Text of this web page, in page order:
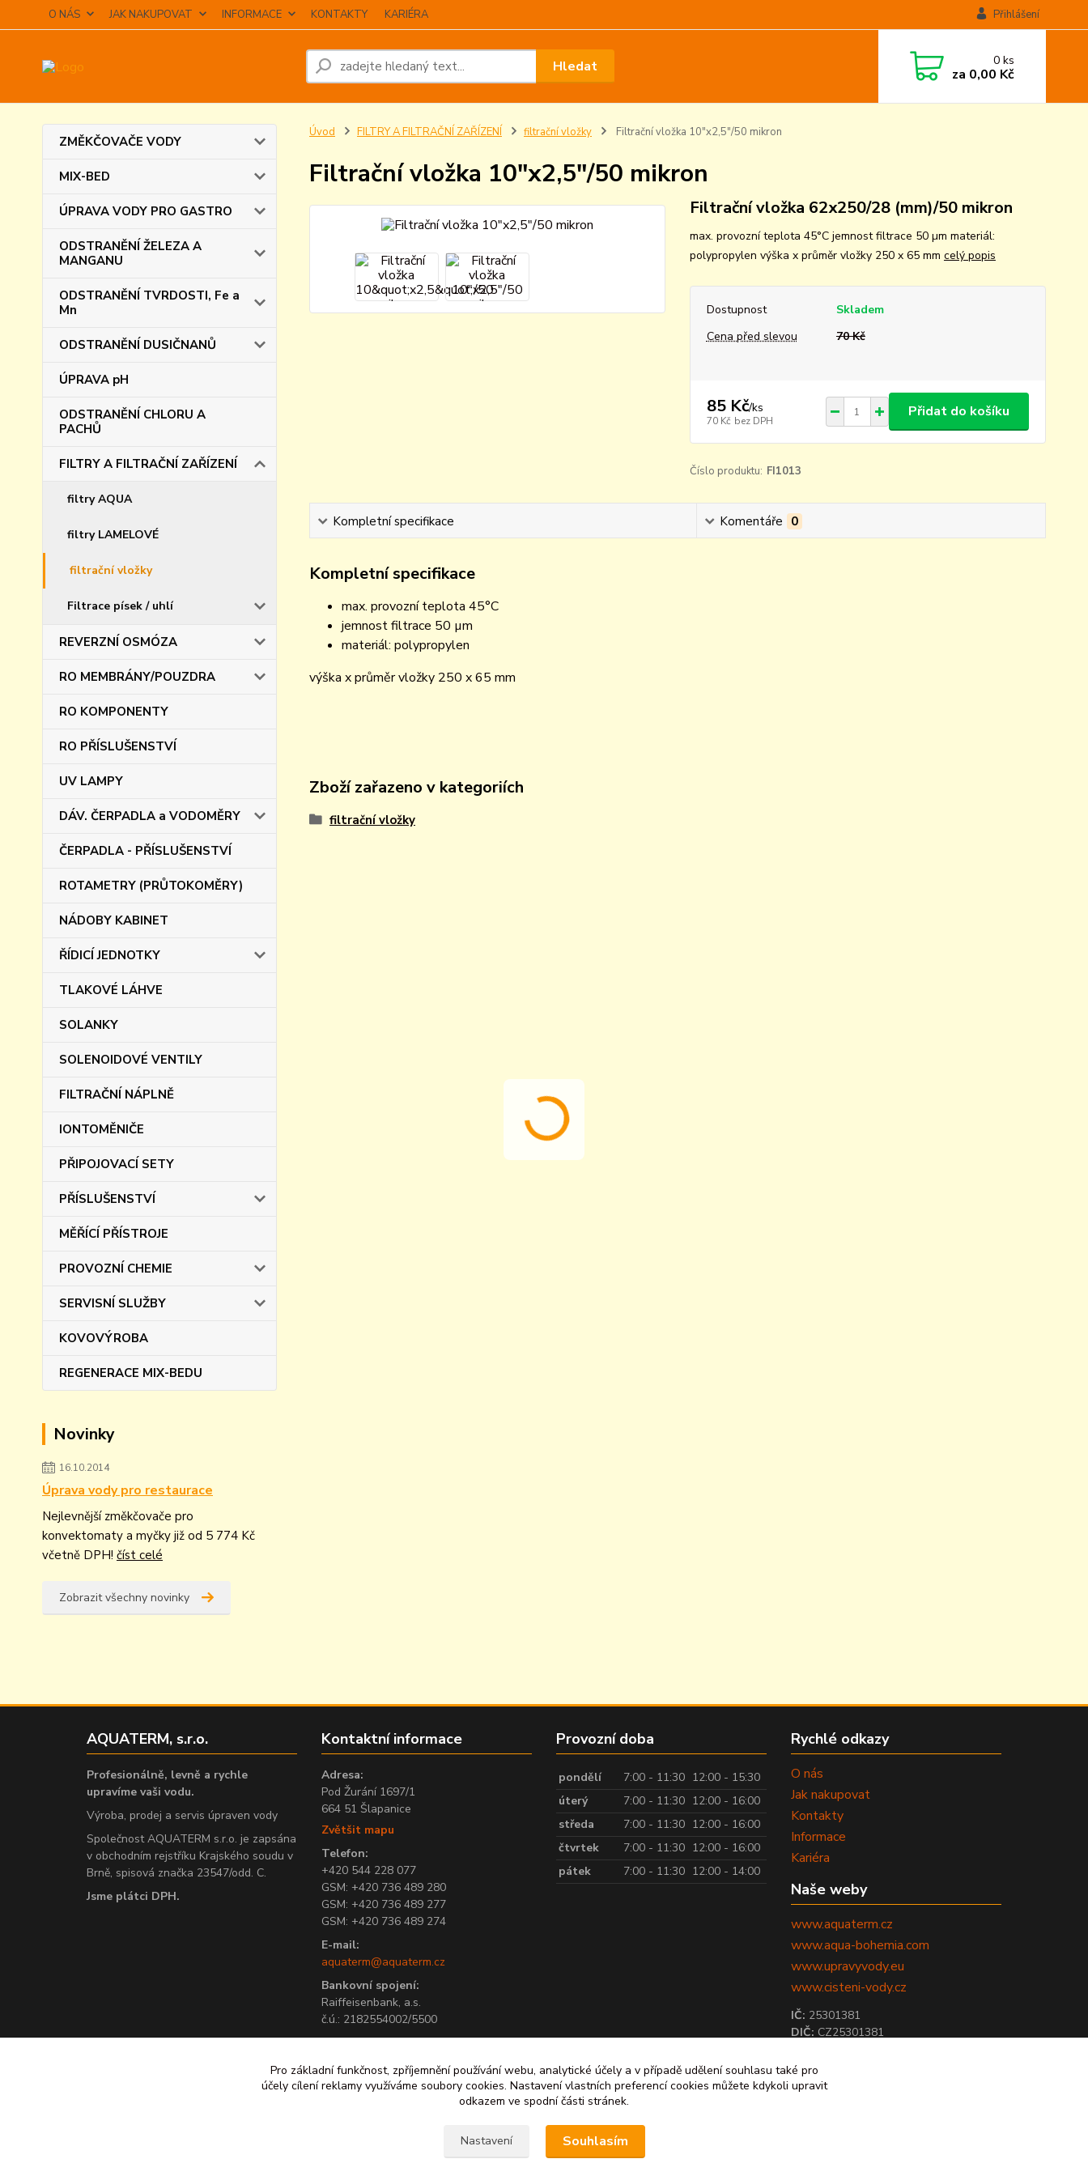
O NÁS JAK NAKUPOVAT INFORMACE KONTAKTY KARIÉRA Přihlášení
Hledat 0ks
za 0,00 Kč
ZMĚKČOVAČE VODY
MIX-BED
ÚPRAVA VODY PRO GASTRO
ODSTRANĚNÍ ŽELEZA A
MANGANU
ODSTRANĚNÍ TVRDOSTI, Fe a
Mn
ODSTRANĚNÍ DUSIČNANŮ
ÚPRAVA pH
ODSTRANĚNÍ CHLORU A
PACHŮ
FILTRY A FILTRAČNÍ ZAŘÍZENÍ
filtry AQUA
filtry LAMELOVÉ
filtrační vložky
Filtrace písek / uhlí
REVERZNÍ OSMÓZA
RO MEMBRÁNY/POUZDRA
RO KOMPONENTY
RO PŘÍSLUŠENSTVÍ
UV LAMPY
DÁV. ČERPADLA a VODOMĚRY
ČERPADLA - PŘÍSLUŠENSTVÍ
ROTAMETRY (PRŮTOKOMĚRY)
NÁDOBY KABINET
ŘÍDICÍ JEDNOTKY
TLAKOVÉ LÁHVE
SOLANKY
SOLENOIDOVÉ VENTILY
FILTRAČNÍ NÁPLNĚ
IONTOMĚNIČE
PŘIPOJOVACÍ SETY
PŘÍSLUŠENSTVÍ
MĚŘÍCÍ PŘÍSTROJE
PROVOZNÍ CHEMIE
SERVISNÍ SLUŽBY
KOVOVÝROBA
REGENERACE MIX-BEDU
Novinky
16.10.2014
Úprava vody pro restaurace
Nejlevnější změkčovače pro
konvektomaty a myčky již od 5 774 Kč
včetně DPH! číst celé
Zobrazit všechny novinky
Úvod FILTRY A FILTRAČNÍ ZAŘÍZENÍ filtrační vložky Filtrační vložka 10"x2,5"/50 mikron
Filtrační vložka 10"x2,5"/50 mikron
Filtrační vložka 62x250/28 (mm)/50 mikron
max. provozní teplota 45°C jemnost filtrace 50 µm materiál:
polypropylen výška x průměr vložky 250 x 65 mm celý popis
Dostupnost
Skladem
Cena před slevou
70 Kč
85 Kč/ks
70 Kč bez DPH
Přidat do košíku
Číslo produktu: FI1013
Kompletní specifikace Komentáře 0
Kompletní specifikace
max. provozní teplota 45°C
jemnost filtrace 50 µm
materiál: polypropylen
výška x průměr vložky 250 x 65 mm
Zboží zařazeno v kategoriích
filtrační vložky
AQUATERM, s.r.o.
Profesionálně, levně a rychle
upravíme vaši vodu.
Výroba, prodej a servis úpraven vody
Společnost AQUATERM s.r.o. je zapsána
v obchodním rejstříku Krajského soudu v
Brně, spisová značka 23547/odd. C.
Jsme plátci DPH.
Kontaktní informace
Adresa:
Pod Žurání 1697/1
664 51 Šlapanice
Zvětšit mapu
Telefon:
+420 544 228 077
GSM: +420 736 489 280
GSM: +420 736 489 277
GSM: +420 736 489 274
E-mail:
aquaterm@aquaterm.cz
Bankovní spojení:
Raiffeisenbank, a.s.
č.ú.: 2182554002/5500
Provozní doba
pondělí 7:00 - 11:30 12:00 - 15:30
úterý
7:00 - 11:30 12:00 - 16:00
středa
7:00 - 11:30 12:00 - 16:00
čtvrtek
7:00 - 11:30 12:00 - 16:00
pátek
7:00 - 11:30 12:00 - 14:00
Rychlé odkazy
O nás
Jak nakupovat
Kontakty
Informace
Kariéra
Naše weby
www.aquaterm.cz
www.aqua-bohemia.com
www.upravyvody.eu
www.cisteni-vody.cz
IČ: 25301381
DIČ: CZ25301381
Zpět nahoru ↑
Pro základní funkčnost, zpříjemnění používání webu, analytické účely a v případě udělení souhlasu také pro
účely cílení reklamy využíváme soubory cookies. Nastavení vlastních preferencí cookies můžete kdykoli upravit
odkazem ve spodní části stránek.
Nastavení Souhlasím